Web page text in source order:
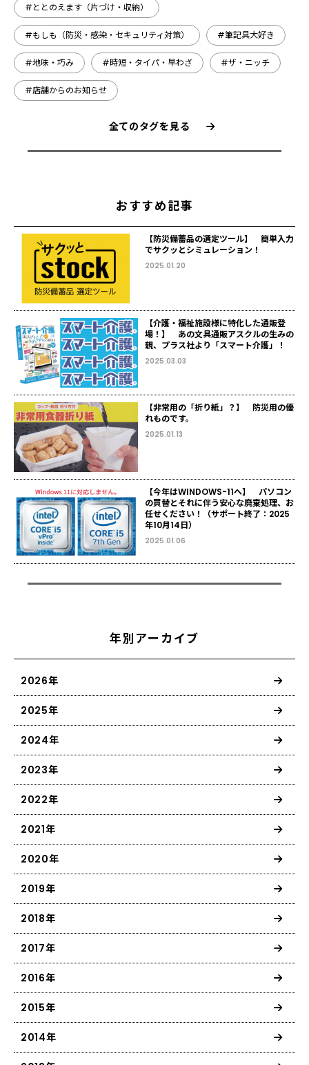
#ととのえます（片づけ・収納）
#もしも（防災・感染・セキュリティ対策） #筆記具大好き
#地味・巧み #時短・タイパ・早わざ #ザ・ニッチ
#店舗からのお知らせ
全てのタグを見る
おすすめ記事
【防災備蓄品の選定ツール】 簡単入力
でサクッとシミュレーション！
2025.01.20
【介護・福祉施設様に特化した通販登
場！】 あの文具通販アスクルの生みの
親、プラス社より「スマート介護」！
2025.03.03
【非常用の「折り紙」？】 防災用の優
れものです。
2025.01.13
【今年はWINDOWS-11へ】 パソコン
の買替とそれに伴う安心な廃棄処理、お
任せください！（サポート終了：2025
年10月14日）
2025.01.06
年別アーカイブ
2026年
2025年
2024年
2023年
2022年
2021年
2020年
2019年
2018年
2017年
2016年
2015年
2014年